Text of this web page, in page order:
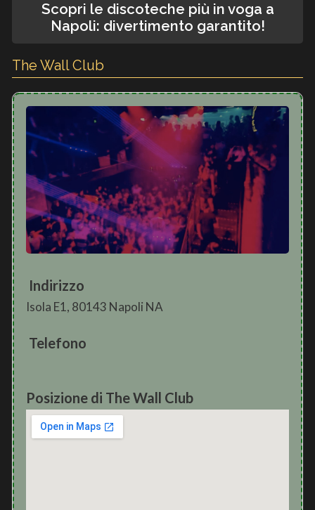
Scopri le discoteche più in voga a
Napoli: divertimento garantito!
The Wall Club
Indirizzo
Isola E1, 80143 Napoli NA
Telefono
Posizione di The Wall Club